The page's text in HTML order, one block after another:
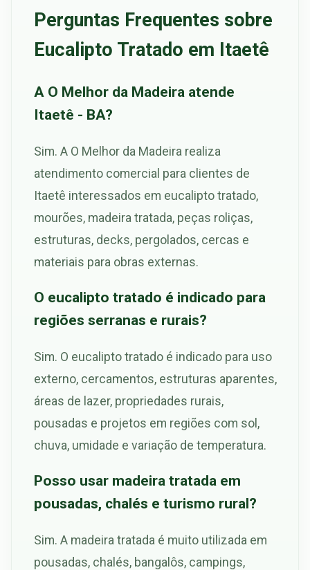
Perguntas Frequentes sobre
Eucalipto Tratado em Itaetê
A O Melhor da Madeira atende
Itaetê - BA?
Sim. A O Melhor da Madeira realiza
atendimento comercial para clientes de
Itaetê interessados em eucalipto tratado,
mourões, madeira tratada, peças roliças,
estruturas, decks, pergolados, cercas e
materiais para obras externas.
O eucalipto tratado é indicado para
regiões serranas e rurais?
Sim. O eucalipto tratado é indicado para uso
externo, cercamentos, estruturas aparentes,
áreas de lazer, propriedades rurais,
pousadas e projetos em regiões com sol,
chuva, umidade e variação de temperatura.
Posso usar madeira tratada em
pousadas, chalés e turismo rural?
Sim. A madeira tratada é muito utilizada em
pousadas, chalés, bangalôs, campings,